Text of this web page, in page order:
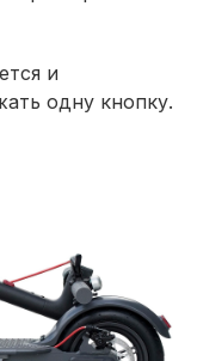
и
одну кнопку.